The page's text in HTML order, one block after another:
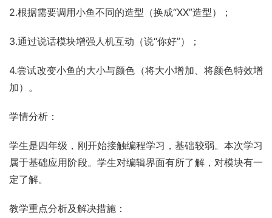
2.根据需要调用小鱼不同的造型（换成“XX”造型）；
3.通过说话模块增强人机互动（说“你好”）；
4.尝试改变小鱼的大小与颜色（将大小增加、将颜色特效增
加）。
学情分析：
学生是四年级，刚开始接触编程学习，基础较弱。本次学习
属于基础应用阶段。学生对编辑界面有所了解，对模块有一
定了解。
教学重点分析及解决措施：